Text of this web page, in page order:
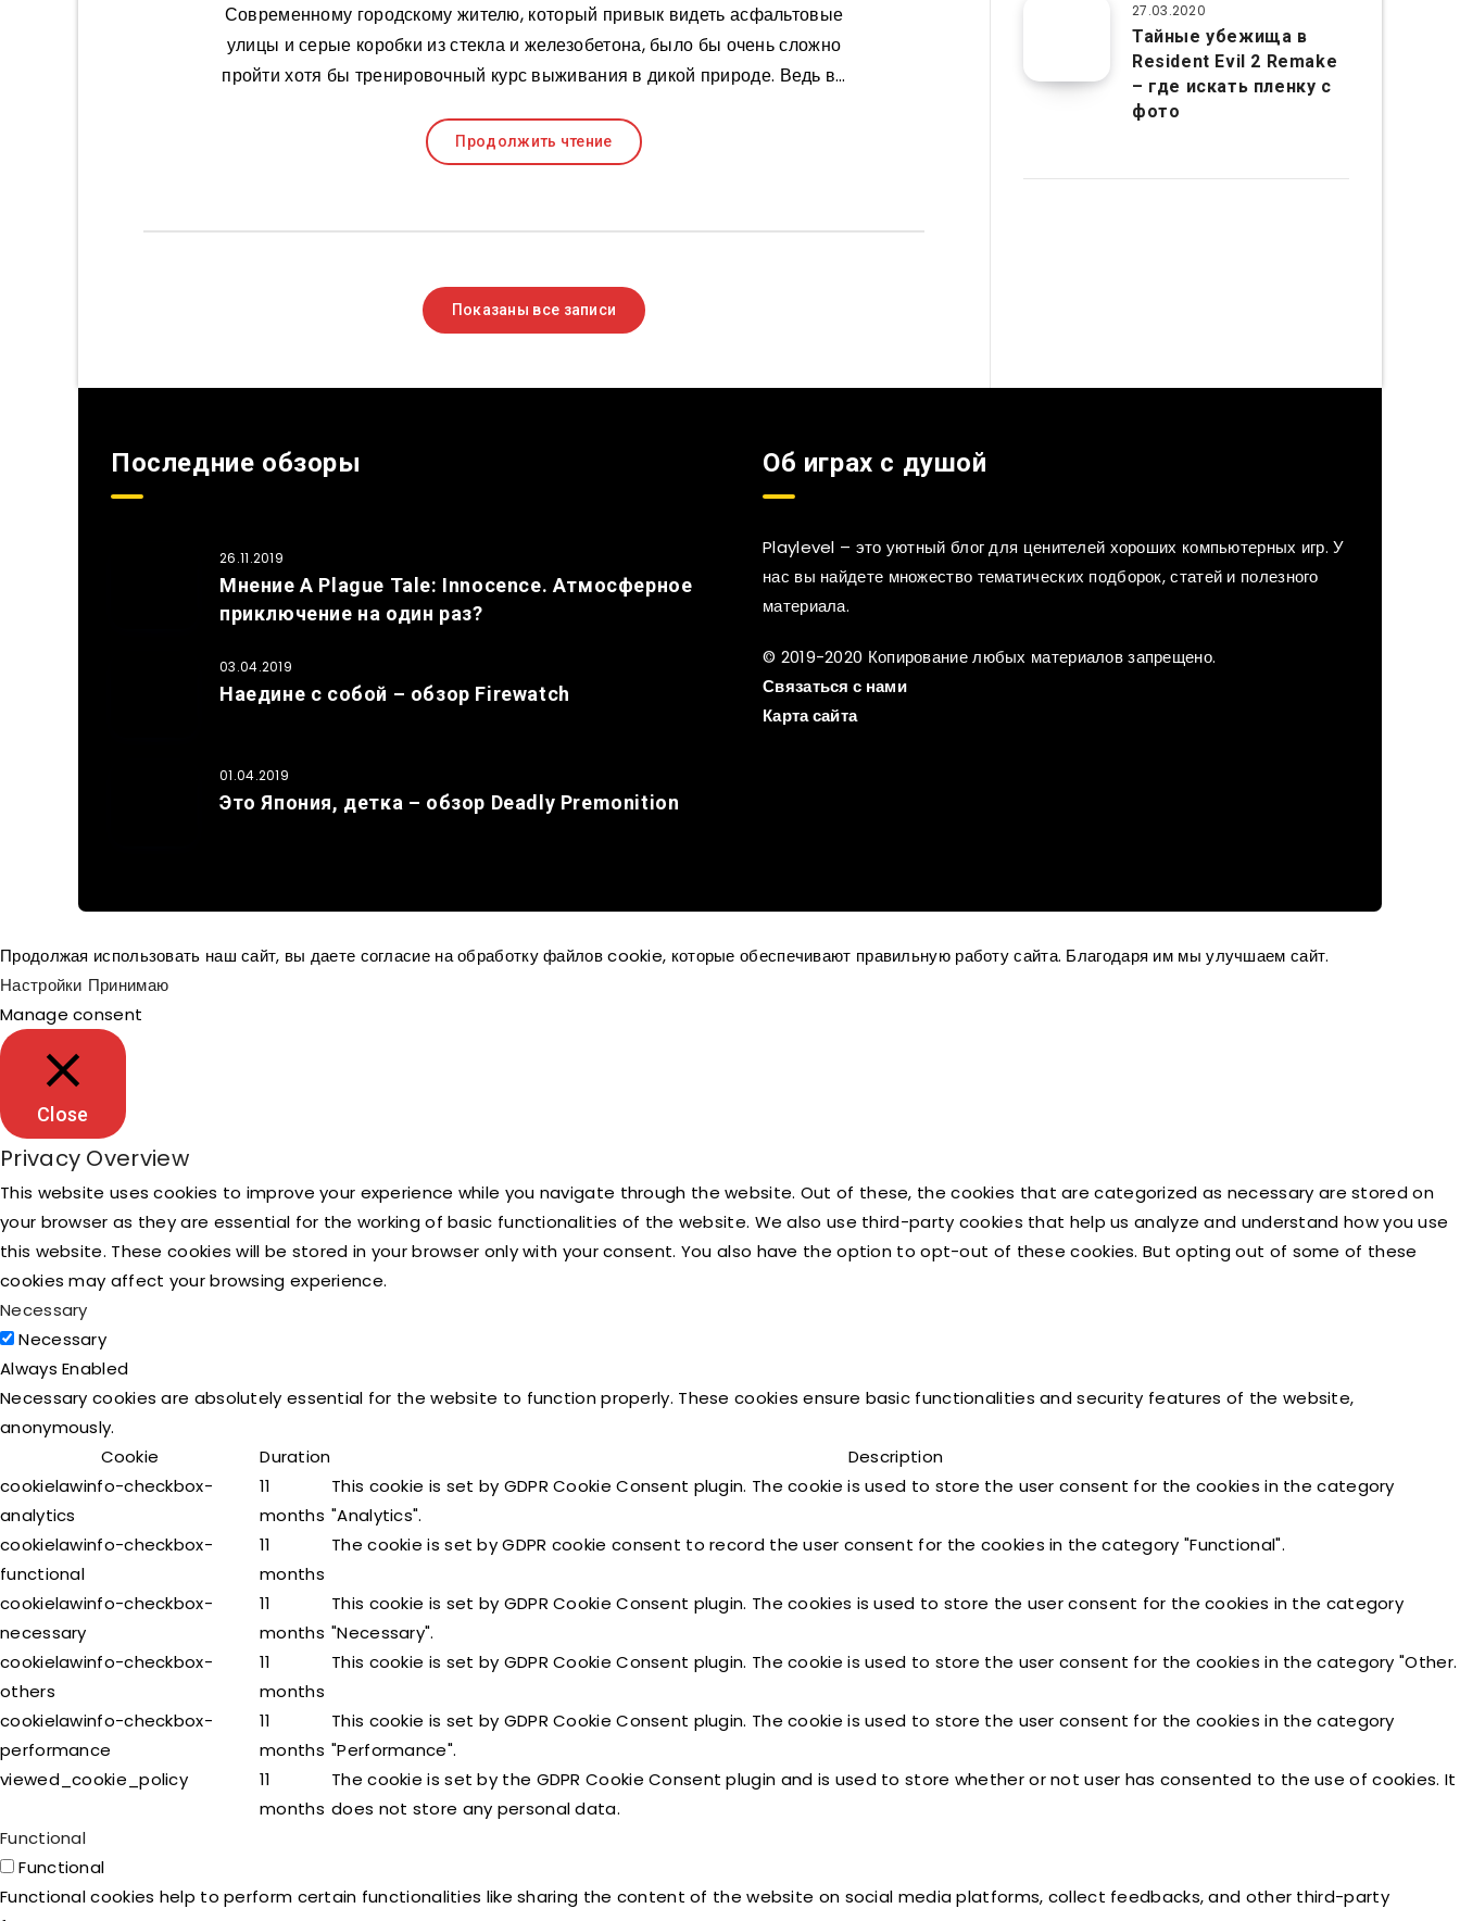
Современному городскому жителю, который привык видеть асфальтовые
улицы и серые коробки из стекла и железобетона, было бы очень сложно
пройти хотя бы тренировочный курс выживания в дикой природе. Ведь в…
Продолжить чтение
Показаны все записи
27.03.2020
Тайные убежища в
Resident Evil 2 Remake
– где искать пленку с
фото
Последние обзоры
26.11.2019
Мнение A Plague Tale: Innocence. Атмосферное
приключение на один раз?
03.04.2019
Наедине с собой – обзор Firewatch
01.04.2019
Это Япония, детка – обзор Deadly Premonition
Об играх с душой
Playlevel – это уютный блог для ценителей хороших компьютерных игр. У
нас вы найдете множество тематических подборок, статей и полезного
материала.
© 2019-2020 Копирование любых материалов запрещено.
Связаться с нами
Карта сайта
Продолжая использовать наш сайт, вы даете согласие на обработку файлов cookie, которые обеспечивают правильную работу сайта. Благодаря им мы улучшаем сайт.
Настройки Принимаю
Manage consent
Close
Privacy Overview
This website uses cookies to improve your experience while you navigate through the website. Out of these, the cookies that are categorized as necessary are stored on
your browser as they are essential for the working of basic functionalities of the website. We also use third-party cookies that help us analyze and understand how you use
this website. These cookies will be stored in your browser only with your consent. You also have the option to opt-out of these cookies. But opting out of some of these
cookies may affect your browsing experience.
Necessary
Necessary
Always Enabled
Necessary cookies are absolutely essential for the website to function properly. These cookies ensure basic functionalities and security features of the website,
anonymously.
Cookie
Duration
Description
cookielawinfo-checkbox-
analytics
11
months
This cookie is set by GDPR Cookie Consent plugin. The cookie is used to store the user consent for the cookies in the category
"Analytics".
cookielawinfo-checkbox-
functional
11
months
The cookie is set by GDPR cookie consent to record the user consent for the cookies in the category "Functional".
cookielawinfo-checkbox-
necessary
11
months
This cookie is set by GDPR Cookie Consent plugin. The cookies is used to store the user consent for the cookies in the category
"Necessary".
cookielawinfo-checkbox-
others
11
months
This cookie is set by GDPR Cookie Consent plugin. The cookie is used to store the user consent for the cookies in the category "Other.
cookielawinfo-checkbox-
performance
11
months
This cookie is set by GDPR Cookie Consent plugin. The cookie is used to store the user consent for the cookies in the category
"Performance".
viewed_cookie_policy
11
months
The cookie is set by the GDPR Cookie Consent plugin and is used to store whether or not user has consented to the use of cookies. It
does not store any personal data.
Functional
Functional
Functional cookies help to perform certain functionalities like sharing the content of the website on social media platforms, collect feedbacks, and other third-party